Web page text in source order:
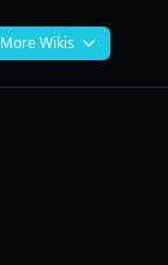
More Wikis